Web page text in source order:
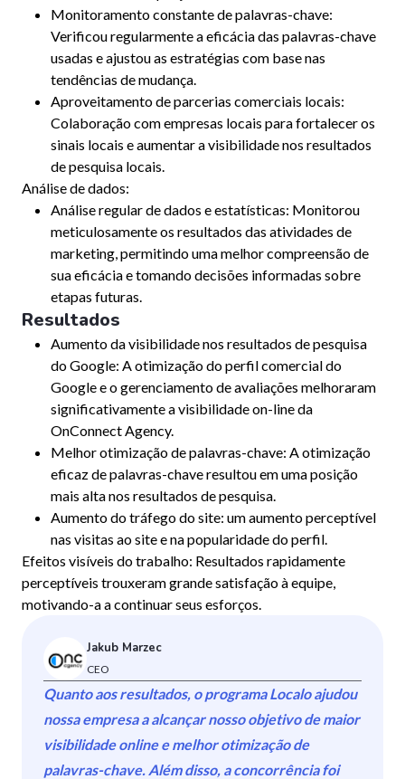
Monitoramento constante de palavras-chave:
Verificou regularmente a eficácia das palavras-chave
usadas e ajustou as estratégias com base nas
tendências de mudança.
Aproveitamento de parcerias comerciais locais:
Colaboração com empresas locais para fortalecer os
sinais locais e aumentar a visibilidade nos resultados
de pesquisa locais.
Análise de dados:
Análise regular de dados e estatísticas: Monitorou
meticulosamente os resultados das atividades de
marketing, permitindo uma melhor compreensão de
sua eficácia e tomando decisões informadas sobre
etapas futuras.
Resultados
Aumento da visibilidade nos resultados de pesquisa
do Google: A otimização do perfil comercial do
Google e o gerenciamento de avaliações melhoraram
significativamente a visibilidade on-line da
OnConnect Agency.
Melhor otimização de palavras-chave: A otimização
eficaz de palavras-chave resultou em uma posição
mais alta nos resultados de pesquisa.
Aumento do tráfego do site: um aumento perceptível
nas visitas ao site e na popularidade do perfil.
Efeitos visíveis do trabalho: Resultados rapidamente
perceptíveis trouxeram grande satisfação à equipe,
motivando-a a continuar seus esforços.
Jakub Marzec
CEO
Quanto aos resultados, o programa Localo ajudou
nossa empresa a alcançar nosso objetivo de maior
visibilidade online e melhor otimização de
palavras-chave. Além disso, a concorrência foi